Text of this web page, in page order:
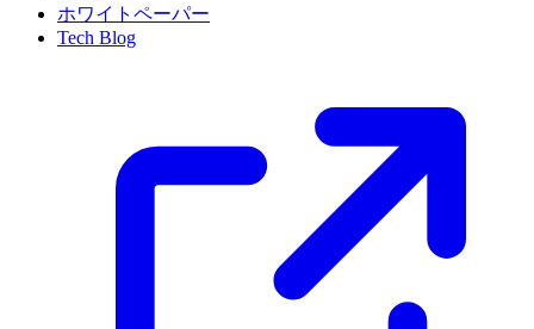
ホワイトペーパー
Tech Blog